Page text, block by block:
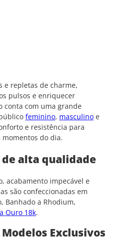
e repletas de charme,
pulsos e enriquecer
conta com uma grande
feminino, masculino e
e resistência para
momentos do dia.
alta qualidade
acabamento impecável e
são confeccionadas em
Banhado a Rhodium,
Ouro 18k.
Exclusivos